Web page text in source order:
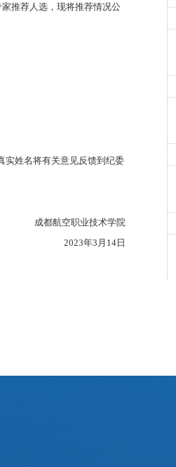
推荐人选，现将推荐情况公
实姓名将有关意见反馈到纪委
成都航空职业技术学院
2023年3月14日